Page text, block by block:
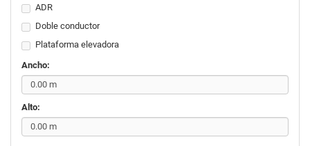
ADR
Doble conductor
Plataforma elevadora
Ancho:
Alto: